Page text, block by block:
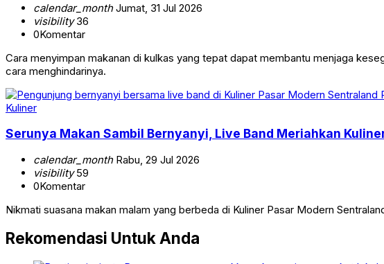
calendar_monthJumat, 31 Jul 2026
visibility36
0Komentar
Cara menyimpan makanan di kulkas yang tepat dapat membantu menjaga
cara menghindarinya.
Kuliner
Serunya Makan Sambil Bernyanyi, Live Band Meriahkan
calendar_monthRabu, 29 Jul 2026
visibility59
0Komentar
Nikmati suasana makan malam yang berbeda di Kuliner Pasar Modern
Rekomendasi Untuk Anda